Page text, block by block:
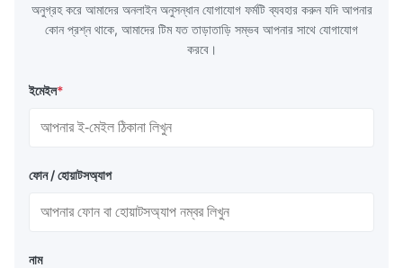
অনুগ্রহ করে আমাদের অনলাইন অনুসন্ধান যোগাযোগ ফর্মটি ব্যবহার করুন যদি আপনার
কোন প্রশ্ন থাকে, আমাদের টিম যত তাড়াতাড়ি সম্ভব আপনার সাথে যোগাযোগ
করবে।
ইমেইল*
ফোন / হোয়াটসঅ্যাপ
নাম